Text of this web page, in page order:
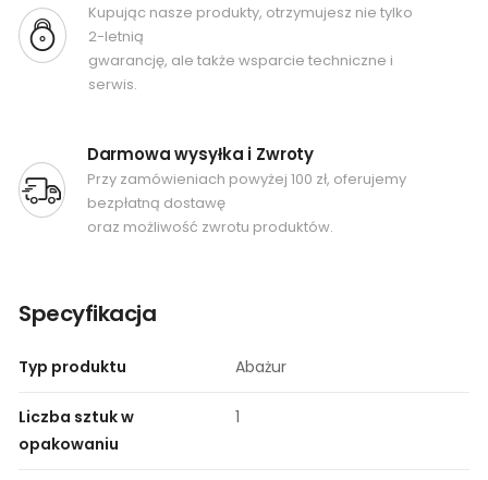
Kupując nasze produkty, otrzymujesz nie tylko
2-letnią
gwarancję, ale także wsparcie techniczne i
serwis.
Darmowa wysyłka i Zwroty
Przy zamówieniach powyżej 100 zł, oferujemy
bezpłatną dostawę
oraz możliwość zwrotu produktów.
Specyfikacja
Typ produktu Abażur
Liczba sztuk w
opakowaniu
1